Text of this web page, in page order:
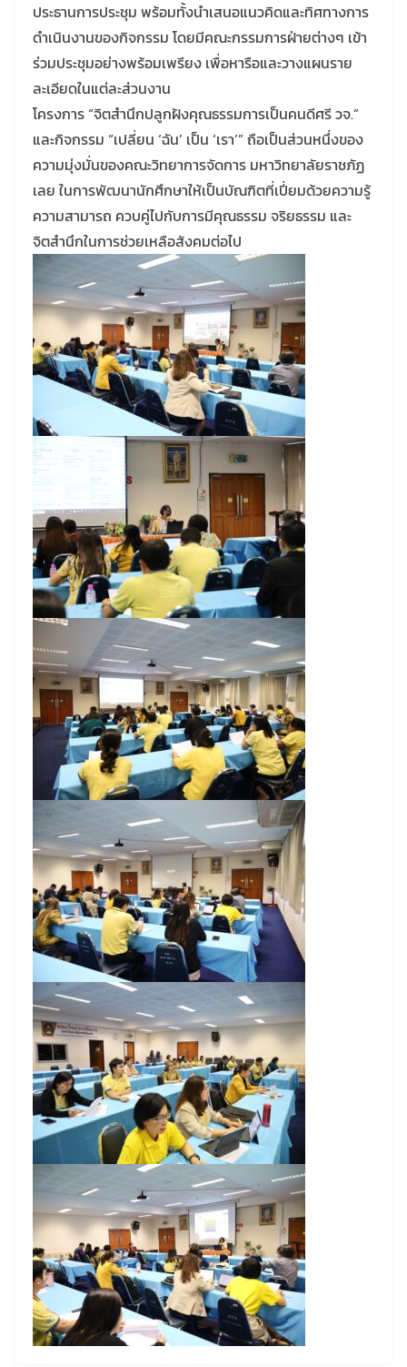
ประธานการประชุม พร้อมทั้งนำเสนอแนวคิดและทิศทางการ
ดำเนินงานของกิจกรรม โดยมีคณะกรรมการฝ่ายต่างๆ เข้า
ร่วมประชุมอย่างพร้อมเพรียง เพื่อหารือและวางแผนราย
ละเอียดในแต่ละส่วนงาน
โครงการ “จิตสำนึกปลูกฝังคุณธรรมการเป็นคนดีศรี วจ.”
และกิจกรรม “เปลี่ยน ‘ฉัน’ เป็น ‘เรา’” ถือเป็นส่วนหนึ่งของ
ความมุ่งมั่นของคณะวิทยาการจัดการ มหาวิทยาลัยราชภัฏ
เลย ในการพัฒนานักศึกษาให้เป็นบัณฑิตที่เปี่ยมด้วยความรู้
ความสามารถ ควบคู่ไปกับการมีคุณธรรม จริยธรรม และ
จิตสำนึกในการช่วยเหลือสังคมต่อไป